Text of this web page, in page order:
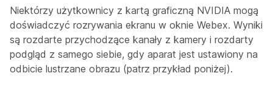
Niektórzy użytkownicy z kartą graficzną NVIDIA mogą
doświadczyć rozrywania ekranu w oknie Webex. Wyniki
są rozdarte przychodzące kanały z kamery i rozdarty
podgląd z samego siebie, gdy aparat jest ustawiony na
odbicie lustrzane obrazu (patrz przykład poniżej).